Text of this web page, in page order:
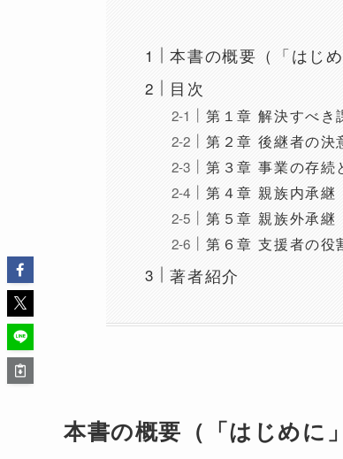
本書の概要（「はじ
目次
第１章 解決すべき
第２章 後継者の決
第３章 事業の存続
第４章 親族内承継
第５章 親族外承継
第６章 支援者の役
著者紹介
本書の概要（「はじめに